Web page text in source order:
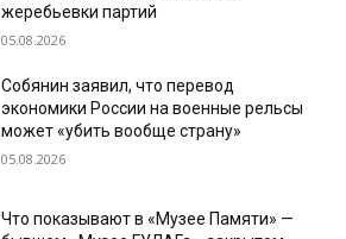
жеребьевки партий
05.08.2026
Собянин заявил, что перевод
экономики России на военные рельсы
может «убить вообще страну»
05.08.2026
Что показывают в «Музее Памяти» —